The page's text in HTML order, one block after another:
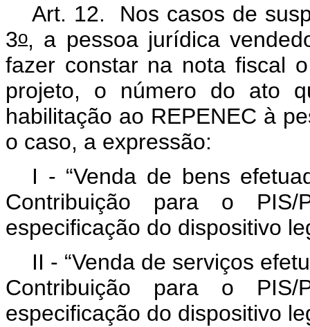
Art. 12. Nos casos de
3o, a pessoa jurídica
fazer constar na nota fiscal
projeto, o número do ato
habilitação ao REPENEC à
o caso, a expressão:
I - “Venda de bens
Contribuição para o
especificação do dispositivo
II - “Venda de serviços
Contribuição para o
especificação do dispositivo